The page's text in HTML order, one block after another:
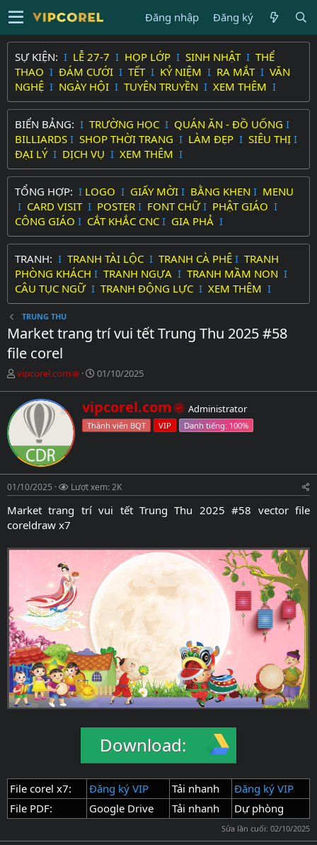
Đăng nhập Đăng ký
SỰ KIỆN: I LỄ 27-7 I HỌP LỚP I SINH NHẬT I THỂ
THAO I ĐÁM CƯỚI I TẾT I KỶ NIỆM I RA MẮT I VĂN
NGHỆ I NGÀY HỘI I TUYÊN TRUYỀN I XEM THÊM I
BIỂN BẢNG: I TRƯỜNG HỌC I QUÁN ĂN - ĐỒ UỐNG I
BILLIARDS I SHOP THỜI TRANG I LÀM ĐẸP I SIÊU THỊ I
ĐẠI LÝ I DỊCH VỤ I XEM THÊM I
TỔNG HỢP: I LOGO I GIẤY MỜI I BẰNG KHEN I MENU
I CARD VISIT I POSTER I FONT CHỮI PHẬT GIÁO I
CÔNG GIÁO I CẮT KHẮC CNC I GIA PHẢ I
TRANH: I TRANH TÀI LỘC I TRANH CÀ PHÊ I TRANH
PHÒNG KHÁCH I TRANH NGỰA I TRANH MẦM NON I
CÂU TỤC NGỮ I TRANH ĐỘNG LỰC I XEM THÊM I
TRUNG THU
Market trang trí vui tết Trung Thu 2025 #58
file corel
C
đ
ạ
o
b
ở
vipcorel.com
N
y
g
01/10/2025
W
r
i
b
y
vipcorel.com Administrator
Thành viên BQT VIP
01/10/2025 Lượt xem: 2K
Market trang trí vui tết Trung Thu 2025 #58 vector file
coreldraw x7
Download:
File corel x7: Đăng ký VIP Tải nhanh
Đăng ký VIP
File PDF:
Google Drive Tải nhanh Dự phòng
Sửa lần cuối: 02/10/2025